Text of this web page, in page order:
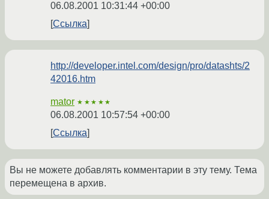
06.08.2001 10:31:44 +00:00
Ссылка
http://developer.intel.com/design/pro/datashts/2
42016.htm
mator ★★★★★
06.08.2001 10:57:54 +00:00
Ссылка
Вы не можете добавлять комментарии в эту тему. Тема
перемещена в архив.